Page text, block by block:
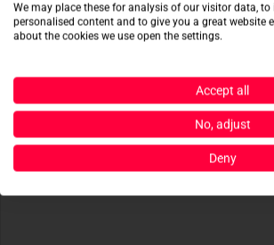
We may place these for analysis of our visitor data,
personalised content and to give you a great website
about the cookies we use open the settings.
Accept all
No, adjust
Deny